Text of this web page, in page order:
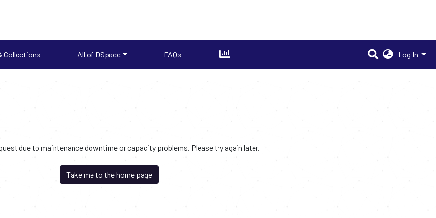
Collections All of DSpace FAQs Log In
due to maintenance downtime or capacity problems. Please try again later.
Take me to the home page